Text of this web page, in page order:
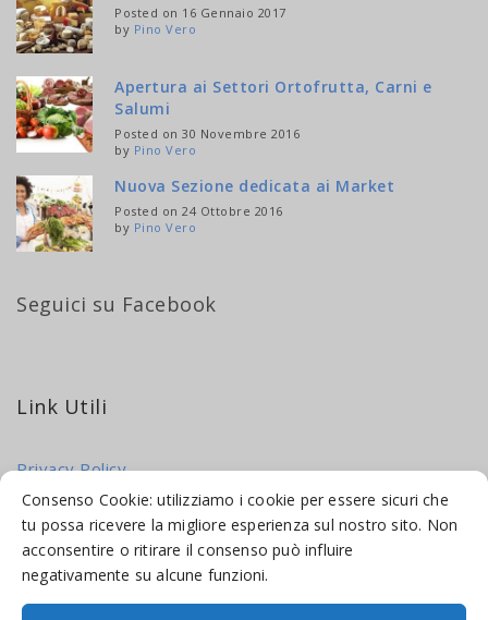
Consenso Cookie: utilizziamo i cookie per essere sicuri che
tu possa ricevere la migliore esperienza sul nostro sito. Non
acconsentire o ritirare il consenso può influire
negativamente su alcune funzioni.
Posted on 16 Gennaio 2017
by Pino Vero
Apertura ai Settori Ortofrutta, Carni e
Salumi
Posted on 30 Novembre 2016
by Pino Vero
Nuova Sezione dedicata ai Market
Posted on 24 Ottobre 2016
by Pino Vero
Seguici su Facebook
Link Utili
Privacy Policy
Cookie Policy